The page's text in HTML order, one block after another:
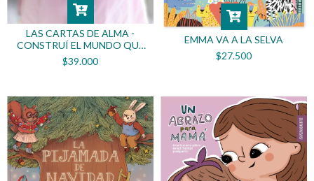
LAS CARTAS DE ALMA -
CONSTRUÍ EL MUNDO QUE
SOÑAS
$39.000
EMMA VA A LA SELVA
$27.500